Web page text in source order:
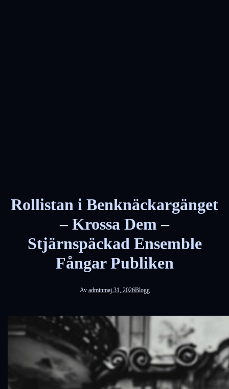
Rollistan i Benknäckargänget
– Krossa Dem –
Stjärnspäckad Ensemble
Fångar Publiken
Av adminmaj 31, 2026Blogg